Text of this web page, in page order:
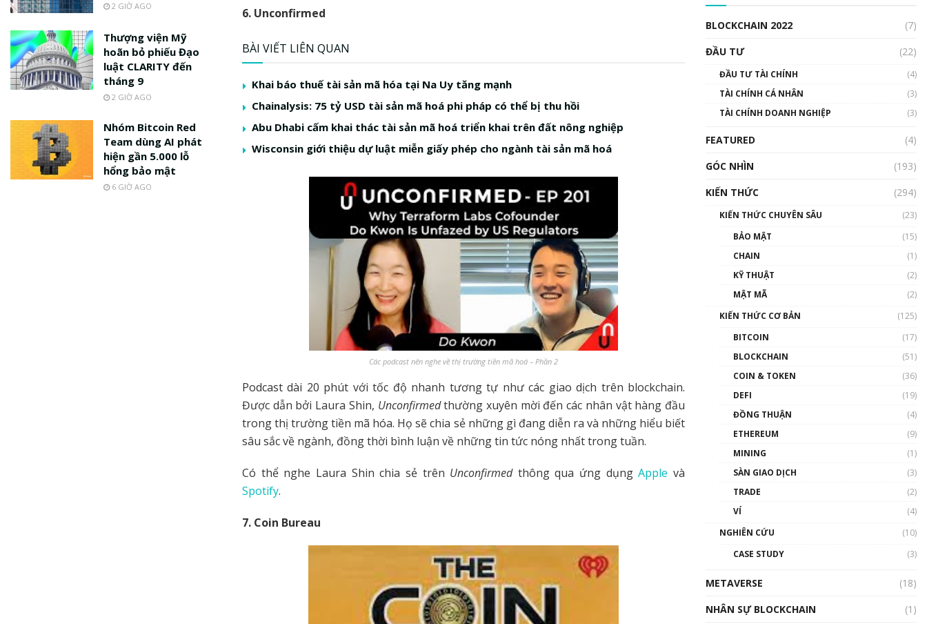
6. Unconfirmed
BÀI VIẾT LIÊN QUAN
Khai báo thuế tài sản mã hóa tại Na Uy tăng mạnh
Chainalysis: 75 tỷ USD tài sản mã hoá phi pháp có thể bị thu hồi
Abu Dhabi cấm khai thác tài sản mã hoá triển khai trên đất nông nghiệp
Wisconsin giới thiệu dự luật miễn giấy phép cho ngành tài sản mã hoá
Các podcast nên nghe về thị trường tiền mã hoá – Phần 2
Podcast dài 20 phút với tốc độ nhanh tương tự như các giao dịch trên blockchain.
Được dẫn bởi Laura Shin, Unconfirmedthường xuyên mời đến các nhân vật hàng đầu
trong thị trường tiền mã hóa. Họ sẽ chia sẻ những gì đang diễn ra và những hiểu biết
sâu sắc về ngành, đồng thời bình luận về những tin tức nóng nhất trong tuần.
Có thể nghe Laura Shin chia sẻ trên Unconfirmedthông qua ứng dụngApplevà
Spotify.
7. Coin Bureau
2 GIỜ AGO
Thượng viện Mỹ
hoãn bỏ phiếu Đạo
luật CLARITY đến
tháng 9
2 GIỜ AGO
Nhóm Bitcoin Red
Team dùng AI phát
hiện gần 5.000 lỗ
hổng bảo mật
6 GIỜ AGO
uptrend trong năm 2023? |
Phổ cập Blockchain
00:02:14
Nhìn lại năm 2022: Những
nhân vật ảnh hưởng nhất
hệ sinh thái tiền mã hoá |
Blockchain
Nhân sự tương lại ngành
Blockchain Việt Nam | Phổ
cập Blockchain
Blockchain đang được ứng
01:34:46
BLOCKCHAIN 2022
(7)
ĐẦU TƯ
(22)
ĐẦU TƯ TÀI CHÍNH
(4)
TÀI CHÍNH CÁ NHÂN
(3)
TÀI CHÍNH DOANH NGHIỆP
(3)
FEATURED
(4)
GÓC NHÌN
(193)
KIẾN THỨC
(294)
KIẾN THỨC CHUYÊN SÂU
(23)
BẢO MẬT
(15)
CHAIN
(1)
KỸ THUẬT
(2)
MẬT MÃ
(2)
KIẾN THỨC CƠ BẢN
(125)
BITCOIN
(17)
BLOCKCHAIN
(51)
COIN & TOKEN
(36)
DEFI
(19)
ĐỒNG THUẬN
(4)
ETHEREUM
(9)
MINING
(1)
SÀN GIAO DỊCH
(3)
TRADE
(2)
VÍ
(4)
NGHIÊN CỨU
(10)
CASE STUDY
(3)
METAVERSE
(18)
NHÂN SỰ BLOCKCHAIN
(1)